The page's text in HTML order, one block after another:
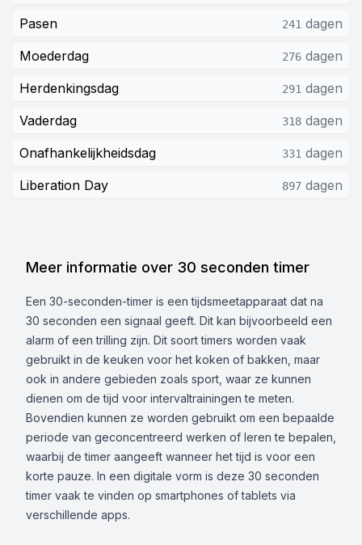
Pasen
241 dagen
Moederdag
276 dagen
Herdenkingsdag
291 dagen
Vaderdag
318 dagen
Onafhankelijkheidsdag
331 dagen
Liberation Day
897 dagen
Meer informatie over 30 seconden timer
Een 30-seconden-timer is een tijdsmeetapparaat dat na
30 seconden een signaal geeft. Dit kan bijvoorbeeld een
alarm of een trilling zijn. Dit soort timers worden vaak
gebruikt in de keuken voor het koken of bakken, maar
ook in andere gebieden zoals sport, waar ze kunnen
dienen om de tijd voor intervaltrainingen te meten.
Bovendien kunnen ze worden gebruikt om een bepaalde
periode van geconcentreerd werken of leren te bepalen,
waarbij de timer aangeeft wanneer het tijd is voor een
korte pauze. In een digitale vorm is deze 30 seconden
timer vaak te vinden op smartphones of tablets via
verschillende apps.